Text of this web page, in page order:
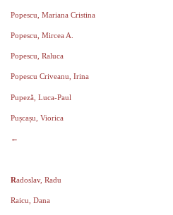
Popescu, Mariana Cristina
Popescu, Mircea A.
Popescu, Raluca
Popescu Criveanu, Irina
Pupeză, Luca-Paul
Pușcașu, Viorica
←
Radoslav, Radu
Raicu, Dana